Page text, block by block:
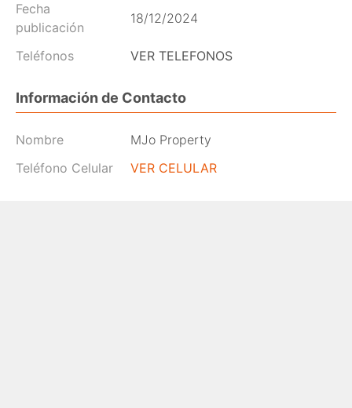
Fecha
publicación
18/12/2024
Teléfonos VER TELEFONOS
Información de Contacto
Nombre
MJo Property
Teléfono Celular
VER CELULAR